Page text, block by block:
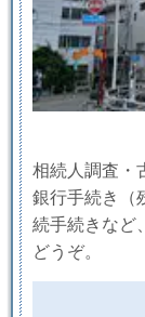
相続人調査・
銀行手続き（
続手続きなど
どうぞ。